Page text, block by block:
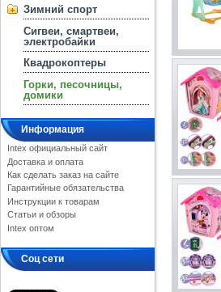
Зимний спорт
Сигвеи, смартвеи,
электробайки
Квадрокоптеры
Горки, песочницы,
домики
Информация
Intex официальный сайт
Доставка и оплата
Как сделать заказ на сайте
Гарантийные обязательства
Инструкции к товарам
Статьи и обзоры
Intex оптом
Соц сети